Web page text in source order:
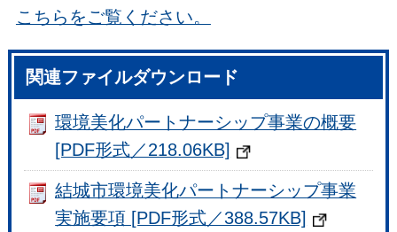
こちらをご覧ください。
関連ファイルダウンロード
環境美化パートナーシップ事業の概要
[PDF形式／218.06KB]
結城市環境美化パートナーシップ事業
実施要項 [PDF形式／388.57KB]